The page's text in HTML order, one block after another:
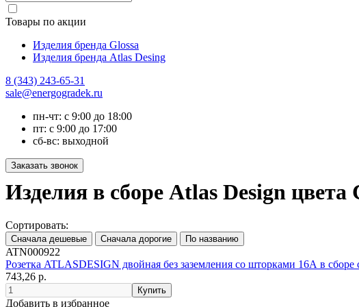
Товары по акции
Изделия бренда Glossa
Изделия бренда Atlas Desing
8 (343) 243-65-31
sale@energogradek.ru
пн-чт: с 9:00 до 18:00
пт: с 9:00 до 17:00
сб-вс: выходной
Изделия в сборе Atlas Design цвета
Сортировать:
ATN000922
Розетка ATLASDESIGN двойная без заземления со шторками 16А в сборе
743,26 р.
Добавить в избранное